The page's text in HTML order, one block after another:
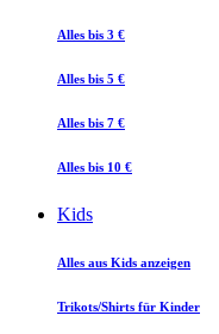
Alles bis 3 €
Alles bis 5 €
Alles bis 7 €
Alles bis 10 €
Kids
Alles aus Kids anzeigen
Trikots/Shirts für Kinder